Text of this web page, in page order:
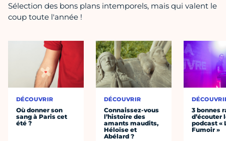
Sélection des bons plans intemporels, mais qui valent le
coup toute l'année !
DÉCOUVRIR
Où donner son
sang à Paris cet
été ?
DÉCOUVRIR
Connaissez-vous
l’histoire des
amants maudits,
Héloïse et
Abélard ?
3 bonnes
d’écouter
podcast «
Fumoir »